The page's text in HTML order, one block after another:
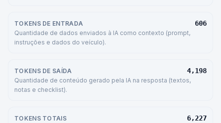
TOKENS DE ENTRADA 606
Quantidade de dados enviados à IA como contexto (prompt,
instruções e dados do veículo).
TOKENS DE SAÍDA 4,198
Quantidade de conteúdo gerado pela IA na resposta (textos,
notas e checklist).
TOKENS TOTAIS 6,227